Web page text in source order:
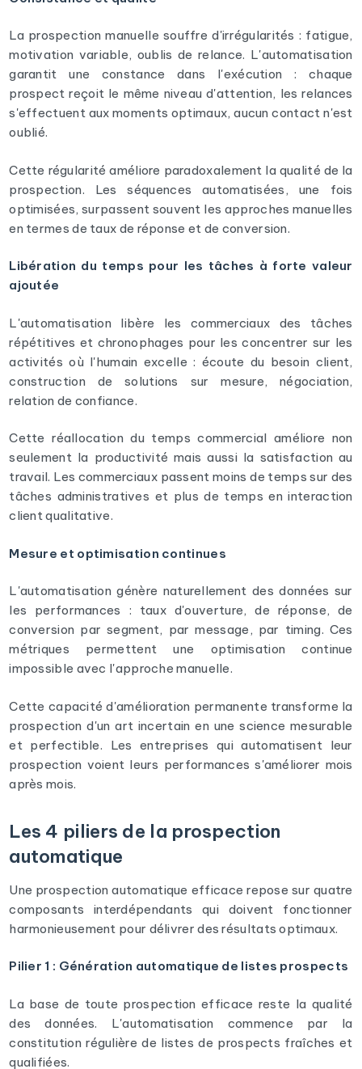
La prospection manuelle souffre d'irrégularités : fatigue,
motivation variable, oublis de relance. L'automatisation
garantit une constance dans l'exécution : chaque
prospect reçoit le même niveau d'attention, les relances
s'effectuent aux moments optimaux, aucun contact n'est
oublié.
Cette régularité améliore paradoxalement la qualité de la
prospection. Les séquences automatisées, une fois
optimisées, surpassent souvent les approches manuelles
en termes de taux de réponse et de conversion.
Libération du temps pour les tâches à forte valeur
ajoutée
L'automatisation libère les commerciaux des tâches
répétitives et chronophages pour les concentrer sur les
activités où l'humain excelle : écoute du besoin client,
construction de solutions sur mesure, négociation,
relation de confiance.
Cette réallocation du temps commercial améliore non
seulement la productivité mais aussi la satisfaction au
travail. Les commerciaux passent moins de temps sur des
tâches administratives et plus de temps en interaction
client qualitative.
Mesure et optimisation continues
L'automatisation génère naturellement des données sur
les performances : taux d'ouverture, de réponse, de
conversion par segment, par message, par timing. Ces
métriques permettent une optimisation continue
impossible avec l'approche manuelle.
Cette capacité d'amélioration permanente transforme la
prospection d'un art incertain en une science mesurable
et perfectible. Les entreprises qui automatisent leur
prospection voient leurs performances s'améliorer mois
après mois.
Les 4 piliers de la prospection
automatique
Une prospection automatique efficace repose sur quatre
composants interdépendants qui doivent fonctionner
harmonieusement pour délivrer des résultats optimaux.
Pilier 1 : Génération automatique de listes prospects
La base de toute prospection efficace reste la qualité
des données. L'automatisation commence par la
constitution régulière de listes de prospects fraîches et
qualifiées.